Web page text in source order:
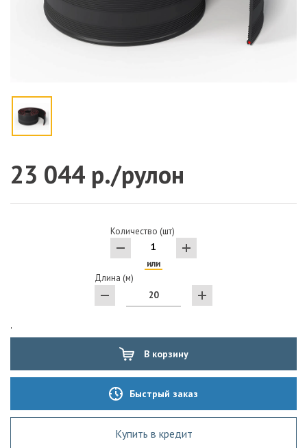
23 044 р./рулон
Количество (шт)
или
Длина (м)
'
В корзину
Быстрый заказ
Купить в кредит